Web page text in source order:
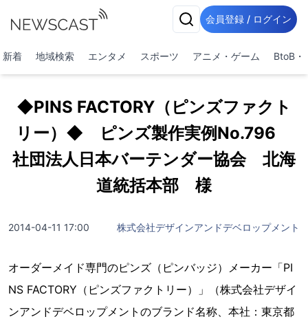
会員登録 / ログイン
新着 地域検索 エンタメ スポーツ アニメ・ゲーム BtoB・
◆PINS FACTORY（ピンズファクト
リー）◆ ピンズ製作実例No.796
社団法人日本バーテンダー協会 北海
道統括本部 様
2014-04-11 17:00 株式会社デザインアンドデベロップメント
オーダーメイド専門のピンズ（ピンバッジ）メーカー「PI
NS FACTORY（ピンズファクトリー）」（株式会社デザイ
ンアンドデベロップメントのブランド名称、本社：東京都